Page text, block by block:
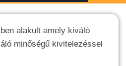
alakult amely kiváló
minőségű kivitelezéssel